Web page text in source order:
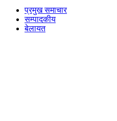
प्रमुख समाचार
सम्पादकीय
बेलायत